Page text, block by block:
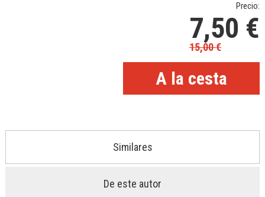
Precio:
7,50 €
15,00€
Similares
De este autor